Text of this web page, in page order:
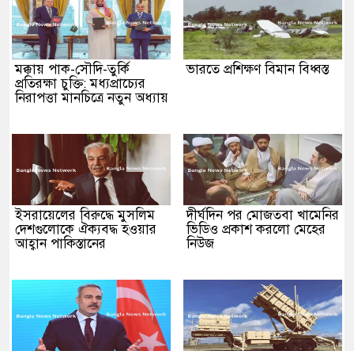
মক্কায় পাক-সৌদি-তুর্কি
প্রতিরক্ষা চুক্তি: মধ্যপ্রাচ্যের
নিরাপত্তা মানচিত্রে নতুন অধ্যায়
ভারতে প্রশিক্ষণ বিমান বিধ্বস্ত
ইসরায়েলের বিরুদ্ধে মুসলিম
দেশগুলোকে ঐক্যবদ্ধ হওয়ার
আহ্বান পাকিস্তানের
দীর্ঘদিন পর মোজতবা খামেনির
ভিডিও প্রকাশ করলো মেহের
নিউজ